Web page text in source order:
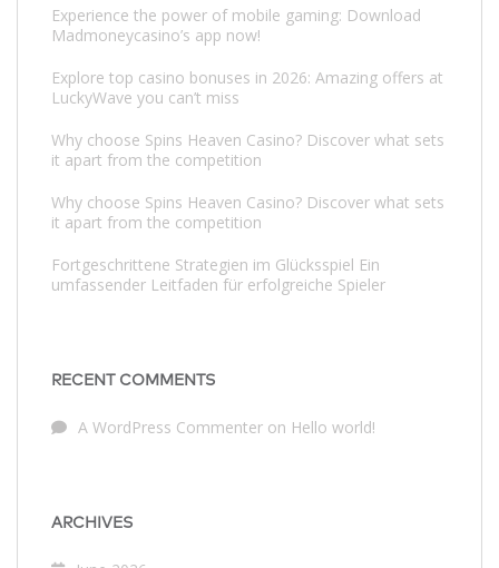
Experience the power of mobile gaming: Download
Madmoneycasino’s app now!
Explore top casino bonuses in 2026: Amazing offers at
LuckyWave you can’t miss
Why choose Spins Heaven Casino? Discover what sets
it apart from the competition
Why choose Spins Heaven Casino? Discover what sets
it apart from the competition
Fortgeschrittene Strategien im Glücksspiel Ein
umfassender Leitfaden für erfolgreiche Spieler
RECENT COMMENTS
A WordPress Commenter on Hello world!
ARCHIVES